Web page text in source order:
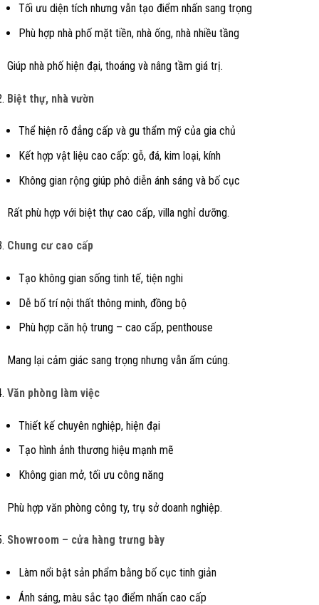
Tối ưu diện tích nhưng vẫn tạo điểm nhấn sang trọng
Phù hợp nhà phố mặt tiền, nhà ống, nhà nhiều tầng
Giúp nhà phố hiện đại, thoáng và nâng tầm giá trị.
Biệt thự, nhà vườn
Thể hiện rõ đẳng cấp và gu thẩm mỹ của gia chủ
Kết hợp vật liệu cao cấp: gỗ, đá, kim loại, kính
Không gian rộng giúp phô diễn ánh sáng và bố cục
Rất phù hợp với biệt thự cao cấp, villa nghỉ dưỡng.
Chung cư cao cấp
Tạo không gian sống tinh tế, tiện nghi
Dễ bố trí nội thất thông minh, đồng bộ
Phù hợp căn hộ trung – cao cấp, penthouse
Mang lại cảm giác sang trọng nhưng vẫn ấm cúng.
Văn phòng làm việc
Thiết kế chuyên nghiệp, hiện đại
Tạo hình ảnh thương hiệu mạnh mẽ
Không gian mở, tối ưu công năng
Phù hợp văn phòng công ty, trụ sở doanh nghiệp.
Showroom – cửa hàng trưng bày
Làm nổi bật sản phẩm bằng bố cục tinh giản
Ánh sáng, màu sắc tạo điểm nhấn cao cấp